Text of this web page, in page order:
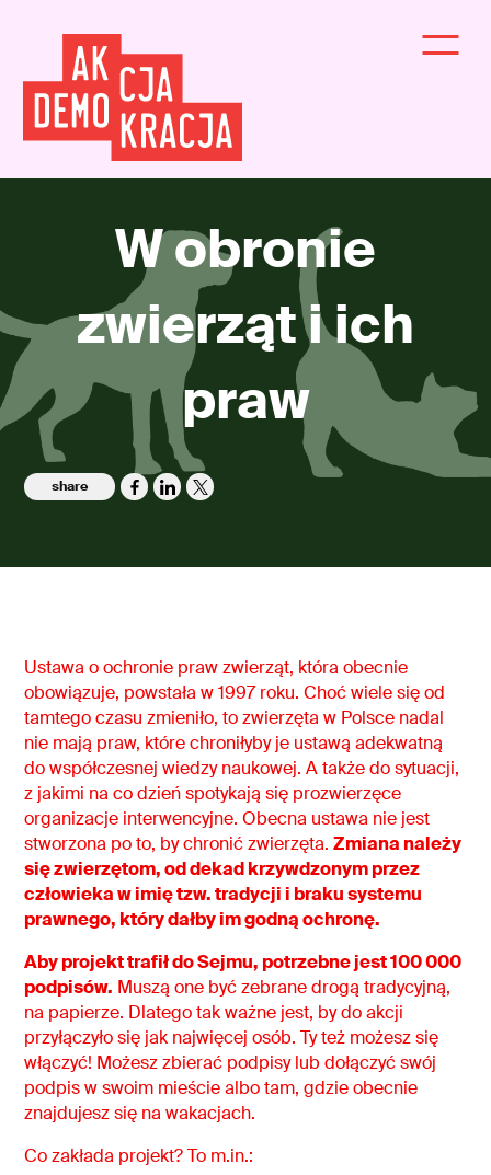
W obronie
zwierząt i ich
praw
share
Ustawa o ochronie praw zwierząt, która obecnie
obowiązuje, powstała w 1997 roku. Choć wiele się od
tamtego czasu zmieniło, to zwierzęta w Polsce nadal
nie mają praw, które chroniłyby je ustawą adekwatną
do współczesnej wiedzy naukowej. A także do sytuacji,
z jakimi na co dzień spotykają się prozwierzęce
organizacje interwencyjne. Obecna ustawa nie jest
stworzona po to, by chronić zwierzęta.Zmiana należy
się zwierzętom, od dekad krzywdzonym przez
człowieka w imię tzw. tradycji i braku systemu
prawnego, który dałby im godną ochronę.
Aby projekt trafił do Sejmu, potrzebne jest 100 000
podpisów. Muszą one być zebrane drogą tradycyjną,
na papierze. Dlatego tak ważne jest, by do akcji
przyłączyło się jak najwięcej osób. Ty też możesz się
włączyć! Możesz zbierać podpisy lub dołączyć swój
podpis w swoim mieście albo tam, gdzie obecnie
znajdujesz się na wakacjach.
Co zakłada projekt? To m.in.: